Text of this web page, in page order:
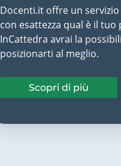
Docenti.it offre un
con esattezza qual è il
InCattedra avrai la
posizionarti al meglio.
Scopri di più